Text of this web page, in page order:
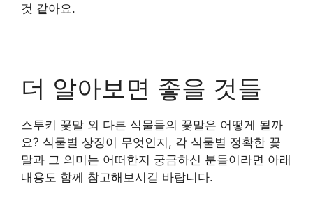
것 같아요.
더 알아보면 좋을 것들
스투키 꽃말 외 다른 식물들의 꽃말은 어떻게 될까
요? 식물별 상징이 무엇인지, 각 식물별 정확한 꽃
말과 그 의미는 어떠한지 궁금하신 분들이라면 아래
내용도 함께 참고해보시길 바랍니다.